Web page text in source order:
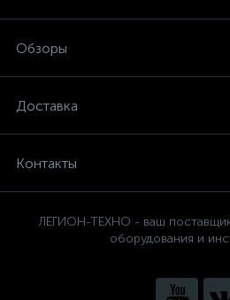
Обзоры
Доставка
Контакты
ЛЕГИОН-ТЕХНО - ваш
оборудования и